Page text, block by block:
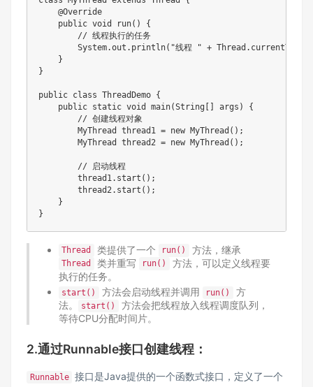
    @Override
    public void run() {
        // 线程执行的任务
System.out.println("线程 " +
    }
}
public class ThreadDemo {
    public static void main(String[] args) {
        // 创建线程对象
        MyThread thread1 = new MyThread();
        MyThread thread2 = new MyThread();
        // 启动线程
        thread1.start();
        thread2.start();
    }
Thread 类提供了一个 run() 方法，继承
Thread 类并重写 run()
方法，可以定义线程要
执行的任务。
start() 方法会启动线程并调用 run()
方
法。
start()
方法会把线程放入线程调度队列，
等待CPU分配时间片。
2.通过Runnable接口创建线程：
Runnable 接口是Java提供的一个函数式接口，定义了一个